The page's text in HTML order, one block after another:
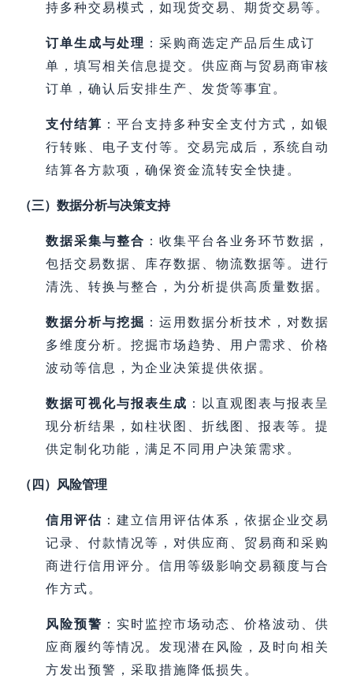
持多种交易模式，如现货交易、期货交易等。
订单生成与处理 ：采购商选定产品后生成订
单，填写相关信息提交。供应商与贸易商审核
订单，确认后安排生产、发货等事宜。
支付结算 ：平台支持多种安全支付方式，如银
行转账、电子支付等。交易完成后，系统自动
结算各方款项，确保资金流转安全快捷。
（三）数据分析与决策支持
数据采集与整合 ：收集平台各业务环节数据，
包括交易数据、库存数据、物流数据等。进行
清洗、转换与整合，为分析提供高质量数据。
数据分析与挖掘 ：运用数据分析技术，对数据
多维度分析。挖掘市场趋势、用户需求、价格
波动等信息，为企业决策提供依据。
数据可视化与报表生成 ：以直观图表与报表呈
现分析结果，如柱状图、折线图、报表等。提
供定制化功能，满足不同用户决策需求。
（四）风险管理
信用评估 ：建立信用评估体系，依据企业交易
记录、付款情况等，对供应商、贸易商和采购
商进行信用评分。信用等级影响交易额度与合
作方式。
风险预警 ：实时监控市场动态、价格波动、供
应商履约等情况。发现潜在风险，及时向相关
方发出预警，采取措施降低损失。